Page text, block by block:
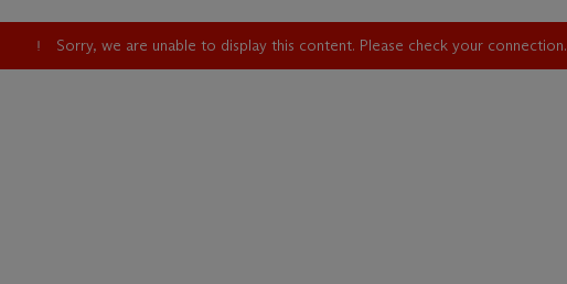
Sorry, we are unable to display this content. Please check your connection.